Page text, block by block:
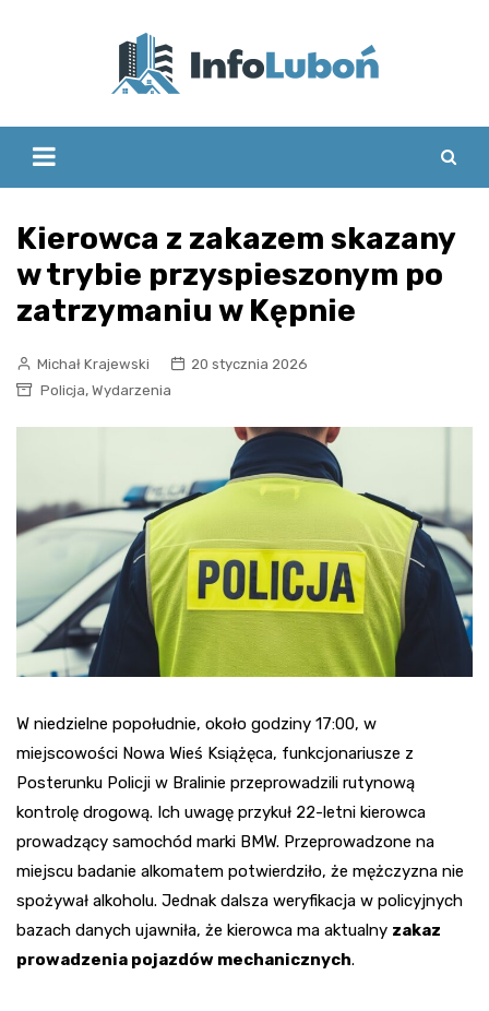
Kierowca z zakazem skazany
w trybie przyspieszonym po
zatrzymaniu w Kępnie
Michał Krajewski
20 stycznia 2026
Policja, Wydarzenia
W niedzielne popołudnie, około godziny 17:00, w
miejscowości Nowa Wieś Książęca, funkcjonariusze z
Posterunku Policji w Bralinie przeprowadzili rutynową
kontrolę drogową. Ich uwagę przykuł 22-letni kierowca
prowadzący samochód marki BMW. Przeprowadzone na
miejscu badanie alkomatem potwierdziło, że mężczyzna nie
spożywał alkoholu. Jednak dalsza weryfikacja w policyjnych
bazach danych ujawniła, że kierowca ma aktualny zakaz
prowadzenia pojazdów mechanicznych.